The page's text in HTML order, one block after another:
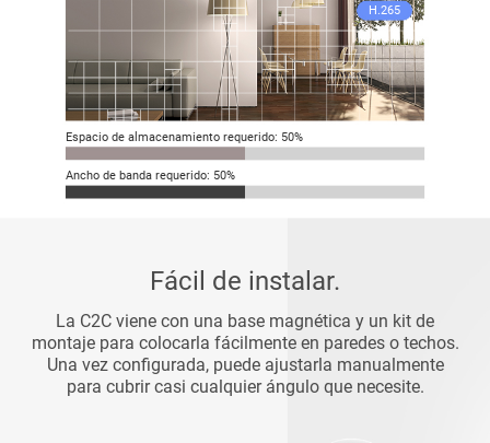
Espacio de almacenamiento requerido: 50%
Ancho de banda requerido: 50%
H.265
Fácil de instalar.
La C2C viene con una base magnética y un kit de
montaje para colocarla fácilmente en paredes o techos.
Una vez configurada, puede ajustarla manualmente
para cubrir casi cualquier ángulo que necesite.